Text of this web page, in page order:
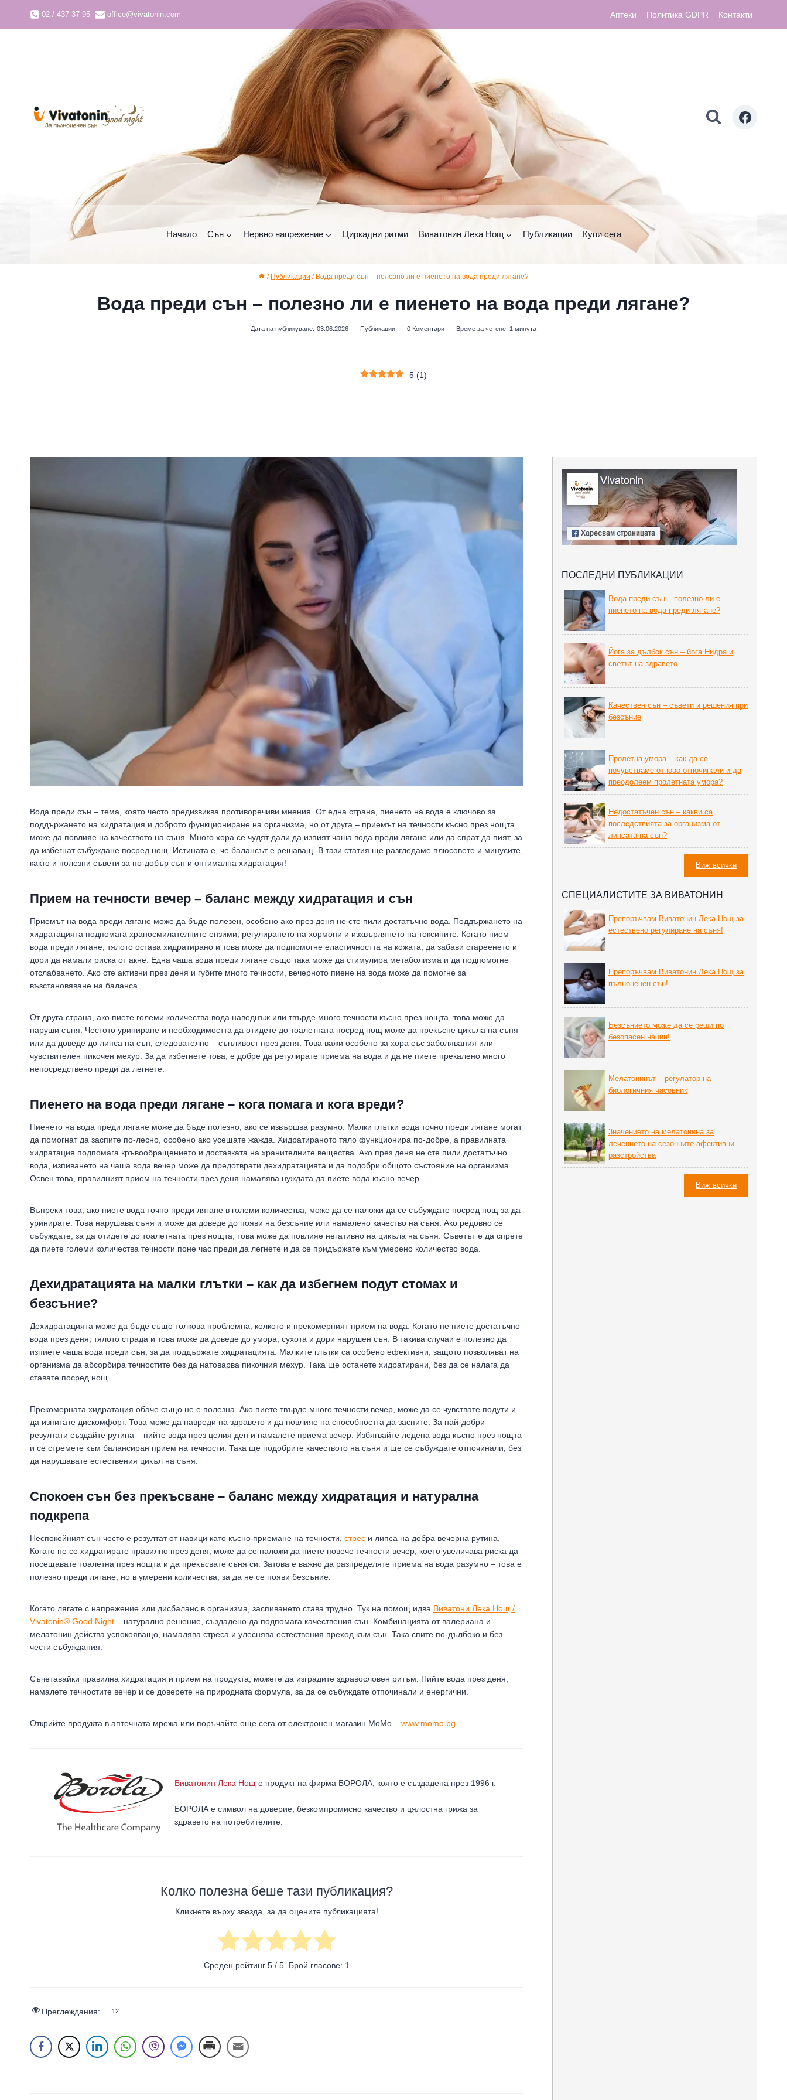
съдържанието02 / 437 37 95 office@vivatonin.com Аптеки Политика GDPR Контакти
Начало Сън Нервно напрежение Циркадни ритми Виватонин Лека Нощ Публикации Купи сега
/ Публикации / Вода преди сън – полезно ли е пиенето на вода преди лягане?
Вода преди сън – полезно ли е пиенето на вода преди лягане?
Дата на публикуване: 03.06.2026 Публикации 0 Коментари Време за четене: 1 минута
5 (1)
Вода преди сън – тема, която често предизвиква противоречиви мнения. От една страна, пиенето на вода е ключово за
поддържането на хидратация и доброто функциониране на организма, но от друга – приемът на течности късно през нощта
може да повлияе на качеството на съня. Много хора се чудят дали да изпият чаша вода преди лягане или да спрат да пият, за
да избегнат събуждане посред нощ. Истината е, че балансът е решаващ. В тази статия ще разгледаме плюсовете и минусите,
както и полезни съвети за по-добър сън и оптимална хидратация!
Прием на течности вечер – баланс между хидратация и сън
Приемът на вода преди лягане може да бъде полезен, особено ако през деня не сте пили достатъчно вода. Поддържането на
хидратацията подпомага храносмилателните ензими, регулирането на хормони и изхвърлянето на токсините. Когато пием
вода преди лягане, тялото остава хидратирано и това може да подпомогне еластичността на кожата, да забави стареенето и
дори да намали риска от акне. Една чаша вода преди лягане също така може да стимулира метаболизма и да подпомогне
отслабването. Ако сте активни през деня и губите много течности, вечерното пиене на вода може да помогне за
възстановяване на баланса.
От друга страна, ако пиете големи количества вода наведнъж или твърде много течности късно през нощта, това може да
наруши съня. Честото уриниране и необходимостта да отидете до тоалетната посред нощ може да прекъсне цикъла на съня
или да доведе до липса на сън, следователно – сънливост през деня. Това важи особено за хора със заболявания или
чувствителен пикочен мехур. За да избегнете това, е добре да регулирате приема на вода и да не пиете прекалено много
непосредствено преди да легнете.
Пиенето на вода преди лягане – кога помага и кога вреди?
Пиенето на вода преди лягане може да бъде полезно, ако се извършва разумно. Малки глътки вода точно преди лягане могат
да помогнат да заспите по-лесно, особено ако усещате жажда. Хидратираното тяло функционира по-добре, а правилната
хидратация подпомага кръвообращението и доставката на хранителните вещества. Ако през деня не сте пили достатъчно
вода, изпиването на чаша вода вечер може да предотврати дехидратацията и да подобри общото състояние на организма.
Освен това, правилният прием на течности през деня намалява нуждата да пиете вода късно вечер.
Въпреки това, ако пиете вода точно преди лягане в големи количества, може да се наложи да се събуждате посред нощ за да
уринирате. Това нарушава съня и може да доведе до появи на безсъние или намалено качество на съня. Ако редовно се
събуждате, за да отидете до тоалетната през нощта, това може да повлияе негативно на цикъла на съня. Съветът е да спрете
да пиете големи количества течности поне час преди да легнете и да се придържате към умерено количество вода.
Дехидратацията на малки глътки – как да избегнем подут стомах и
безсъние?
Дехидратацията може да бъде също толкова проблемна, колкото и прекомерният прием на вода. Когато не пиете достатъчно
вода през деня, тялото страда и това може да доведе до умора, сухота и дори нарушен сън. В такива случаи е полезно да
изпиете чаша вода преди сън, за да поддържате хидратацията. Малките глътки са особено ефективни, защото позволяват на
организма да абсорбира течностите без да натоварва пикочния мехур. Така ще останете хидратирани, без да се налага да
ставате посред нощ.
Прекомерната хидратация обаче също не е полезна. Ако пиете твърде много течности вечер, може да се чувствате подути и
да изпитате дискомфорт. Това може да навреди на здравето и да повлияе на способността да заспите. За най-добри
резултати създайте рутина – пийте вода през целия ден и намалете приема вечер. Избягвайте ледена вода късно през нощта
и се стремете към балансиран прием на течности. Така ще подобрите качеството на съня и ще се събуждате отпочинали, без
да нарушавате естествения цикъл на съня.
Спокоен сън без прекъсване – баланс между хидратация и натурална
подкрепа
Неспокойният сън често е резултат от навици като късно приемане на течности, стрес и липса на добра вечерна рутина.
Когато не се хидратирате правилно през деня, може да се наложи да пиете повече течности вечер, което увеличава риска да
посещавате тоалетна през нощта и да прекъсвате съня си. Затова е важно да разпределяте приема на вода разумно – това е
полезно преди лягане, но в умерени количества, за да не се появи безсъние.
Когато лягате с напрежение или дисбаланс в организма, заспиването става трудно. Тук на помощ идва Виватони Лека Нощ /
Vivatonin® Good Night – натурално решение, създадено да подпомага качествения сън. Комбинацията от валериана и
мелатонин действа успокояващо, намалява стреса и улеснява естествения преход към сън. Така спите по-дълбоко и без
чести събуждания.
Съчетавайки правилна хидратация и прием на продукта, можете да изградите здравословен ритъм. Пийте вода през деня,
намалете течностите вечер и се доверете на природната формула, за да се събуждате отпочинали и енергични.
Открийте продукта в аптечната мрежа или поръчайте още сега от електронен магазин MoMo – www.momo.bg
Виватонин Лека Нощ е продукт на фирма БОРОЛА, която е създадена през 1996 г.
БОРОЛА е символ на доверие, безкомпромисно качество и цялостна грижа за
здравето на потребителите.
Колко полезна беше тази публикация?
Кликнете върху звезда, за да оцените публикацията!
Среден рейтинг 5 / 5. Брой гласове: 1
Преглеждания: 12
ПОСЛЕДНИ ПУБЛИКАЦИИ
Вода преди сън – полезно ли е
пиенето на вода преди лягане?
Йога за дълбок сън – йога Нидра и
светът на здравето
Качествен сън – съвети и решения при
безсъние
Пролетна умора – как да се
почувстваме отново отпочинали и да
преодолеем пролетната умора?
Недостатъчен сън – какви са
последствията за организма от
липсата на сън?
Виж всички
СПЕЦИАЛИСТИТЕ ЗА ВИВАТОНИН
Препоръчвам Виватонин Лека Нощ за
естествено регулиране на съня!
Препоръчвам Виватонин Лека Нощ за
пълноценен сън!
Безсънието може да се реши по
безопасен начин!
Мелатонинът – регулатор на
биoлoгичния часовник
3начението на мелатонина за
лечението на сезонните афективни
разстройства
Виж всички